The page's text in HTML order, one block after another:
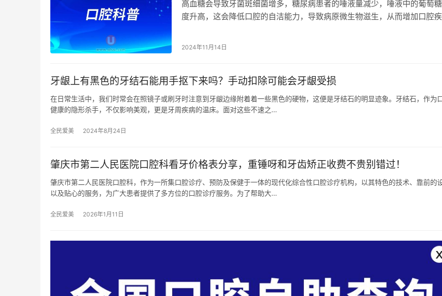
高血糖会导致牙菌斑细菌增多，糖尿病患者的唾液量减少，唾液中的葡萄
度升高，这会降低口腔的自洁能力，导致病原微生物滋生，从而增加口腔疾
2024年11月14日
牙龈上有黑色的牙结石能用手抠下来吗？手动扣除可能会牙龈受损
在日常生活中，我们时常会在照镜子或刷牙时注意到牙龈边缘附着着一些黑色的硬物，这便是牙结石的明显迹象。牙结石，作为
健康的隐形杀手，不仅影响美观，更是牙周疾病的温床。面对这些不速之…
全民爱美 2024年8月24日
肇庆市第二人民医院口腔科看牙价格表分享，重锤呀和牙齿矫正收费不贵别错过！
肇庆市第二人民医院口腔科，作为一所集口腔诊疗、预防及保健于一体的现代化综合性口腔诊疗机构，以其特色的技术、靠前的
以及贴心的服务，为广大患者提供了多方位的口腔诊疗服务。为了帮助大…
全民爱美 2026年1月11日